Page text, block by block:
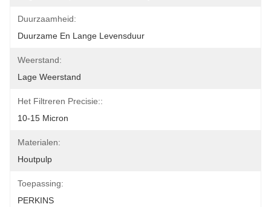
Duurzaamheid:
Duurzame En Lange Levensduur
Weerstand:
Lage Weerstand
Het Filtreren Precisie::
10-15 Micron
Materialen:
Houtpulp
Toepassing:
PERKINS